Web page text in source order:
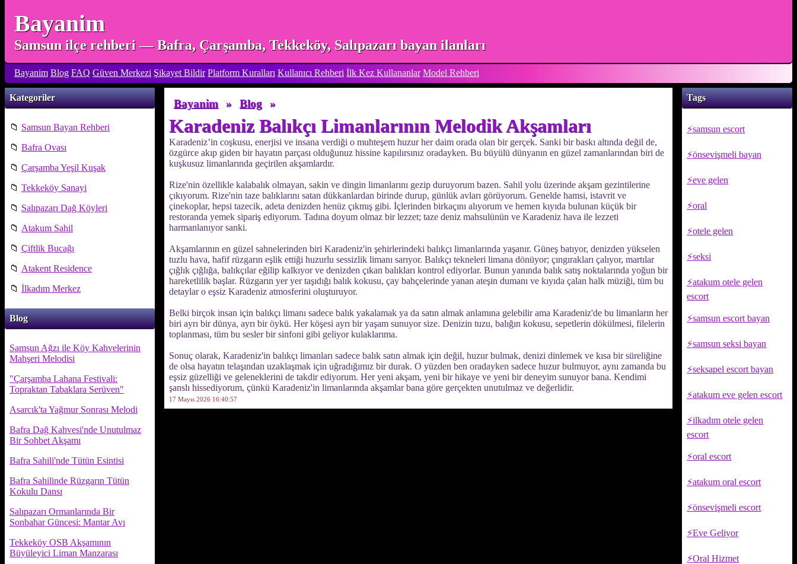
Bayanim
Samsun ilçe rehberi — Bafra, Çarşamba, Tekkeköy, Salıpazarı bayan ilanları
Bayanim Blog FAQ Güven Merkezi Şikayet Bildir Platform Kuralları Kullanıcı Rehberi İlk Kez Kullananlar Model Rehberi
Kategoriler
📁 Samsun Bayan Rehberi
📁 Bafra Ovası
📁 Çarşamba Yeşil Kuşak
📁 Tekkeköy Sanayi
📁 Salıpazarı Dağ Köyleri
📁 Atakum Sahil
📁 Çiftlik Bucağı
📁 Atakent Residence
📁 İlkadım Merkez
Blog
Samsun Ağzı ile Köy Kahvelerinin
Mahşeri Melodisi
"Çarşamba Lahana Festivali:
Topraktan Tabaklara Serüven"
Asarcık'ta Yağmur Sonrası Melodi
Bafra Dağ Kahvesi'nde Unutulmaz
Bir Sohbet Akşamı
Bafra Sahili'nde Tütün Esintisi
Bafra Sahilinde Rüzgarın Tütün
Kokulu Dansı
Salıpazarı Ormanlarında Bir
Sonbahar Güncesi: Mantar Avı
Tekkeköy OSB Akşamının
Büyüleyici Liman Manzarası
Tags
samsun escort
önsevişmeli bayan
eve gelen
oral
otele gelen
seksi
atakum otele gelen
escort
samsun escort bayan
samsun seksi bayan
seksapel escort bayan
atakum eve gelen escort
ilkadım otele gelen
escort
oral escort
atakum oral escort
önsevişmeli escort
Eve Geliyor
Oral Hizmet
Bayanim » Blog »
Karadeniz Balıkçı Limanlarının Melodik Akşamları
Karadeniz’in coşkusu, enerjisi ve insana verdiği o muhteşem huzur her daim orada olan bir gerçek. Sanki bir baskı altında değil de,
özgürce akıp giden bir hayatın parçası olduğunuz hissine kapılırsınız oradayken. Bu büyülü dünyanın en güzel zamanlarından biri de
kuşkusuz limanlarında geçirilen akşamlardır.
Rize'nin özellikle kalabalık olmayan, sakin ve dingin limanlarını gezip duruyorum bazen. Sahil yolu üzerinde akşam gezintilerine
çıkıyorum. Rize'nin taze balıklarını satan dükkanlardan birinde durup, günlük avları görüyorum. Genelde hamsi, istavrit ve
çinekoplar, hepsi tazecik, adeta denizden henüz çıkmış gibi. İçlerinden birkaçını alıyorum ve hemen kıyıda bulunan küçük bir
restoranda yemek sipariş ediyorum. Tadına doyum olmaz bir lezzet; taze deniz mahsulünün ve Karadeniz hava ile lezzeti
harmanlanıyor sanki.
Akşamlarının en güzel sahnelerinden biri Karadeniz'in şehirlerindeki balıkçı limanlarında yaşanır. Güneş batıyor, denizden yükselen
tuzlu hava, hafif rüzgarın eşlik ettiği huzurlu sessizlik limanı sarıyor. Balıkçı tekneleri limana dönüyor; çıngırakları çalıyor, martılar
çığlık çığlığa, balıkçılar eğilip kalkıyor ve denizden çıkan balıkları kontrol ediyorlar. Bunun yanında balık satış noktalarında yoğun bir
hareketlilik başlar. Rüzgarın yer yer taşıdığı balık kokusu, çay bahçelerinde yanan ateşin dumanı ve kıyıda çalan halk müziği, tüm bu
detaylar o eşsiz Karadeniz atmosferini oluşturuyor.
Belki birçok insan için balıkçı limanı sadece balık yakalamak ya da satın almak anlamına gelebilir ama Karadeniz'de bu limanların her
biri ayrı bir dünya, ayrı bir öykü. Her köşesi ayrı bir yaşam sunuyor size. Denizin tuzu, balığın kokusu, sepetlerin dökülmesi, filelerin
toplanması, tüm bu sesler bir sinfoni gibi geliyor kulaklarıma.
Sonuç olarak, Karadeniz'in balıkçı limanları sadece balık satın almak için değil, huzur bulmak, denizi dinlemek ve kısa bir süreliğine
de olsa hayatın telaşından uzaklaşmak için uğradığımız bir durak. O yüzden ben oradayken sadece huzur bulmuyor, aynı zamanda bu
eşsiz güzelliği ve geleneklerini de takdir ediyorum. Her yeni akşam, yeni bir hikaye ve yeni bir deneyim sunuyor bana. Kendimi
şanslı hissediyorum, çünkü Karadeniz'in limanlarında akşamlar bana göre gerçekten unutulmaz ve değerlidir.
17 Mayıs 2026 16:40:57